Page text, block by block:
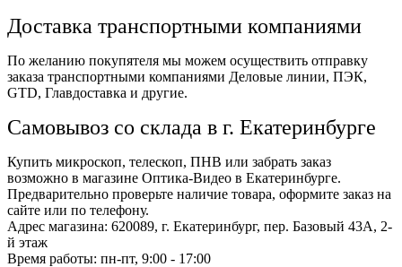
Доставка транспортными компаниями
По желанию покупятеля мы можем осуществить отправку
заказа транспортными компаниями Деловые линии, ПЭК,
GTD, Главдоставка и другие.
Самовывоз со склада в г. Екатеринбурге
Купить микроскоп, телескоп, ПНВ или забрать заказ
возможно в магазине Оптика-Видео в Екатеринбурге.
Предварительно проверьте наличие товара, оформите заказ на
сайте или по телефону.
Адрес магазина: 620089, г. Екатеринбург, пер. Базовый 43А, 2-
й этаж
Время работы: пн-пт, 9:00 - 17:00